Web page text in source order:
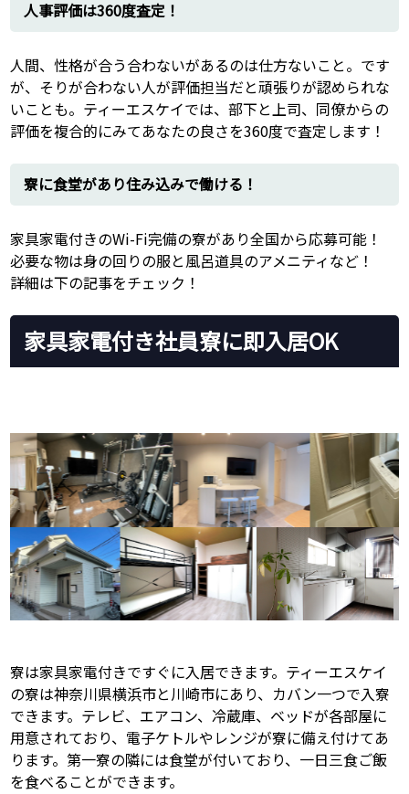
人事評価は360度査定！
人間、性格が合う合わないがあるのは仕方ないこと。です
が、そりが合わない人が評価担当だと頑張りが認められな
いことも。ティーエスケイでは、部下と上司、同僚からの
評価を複合的にみてあなたの良さを360度で査定します！
寮に食堂があり住み込みで働ける！
家具家電付きのWi-Fi完備の寮があり全国から応募可能！
必要な物は身の回りの服と風呂道具のアメニティなど！
詳細は下の記事をチェック！
家具家電付き社員寮に即入居OK
寮は家具家電付きですぐに入居できます。ティーエスケイ
の寮は神奈川県横浜市と川崎市にあり、カバン一つで入寮
できます。テレビ、エアコン、冷蔵庫、ベッドが各部屋に
用意されており、電子ケトルやレンジが寮に備え付けてあ
ります。第一寮の隣には食堂が付いており、一日三食ご飯
を食べることができます。